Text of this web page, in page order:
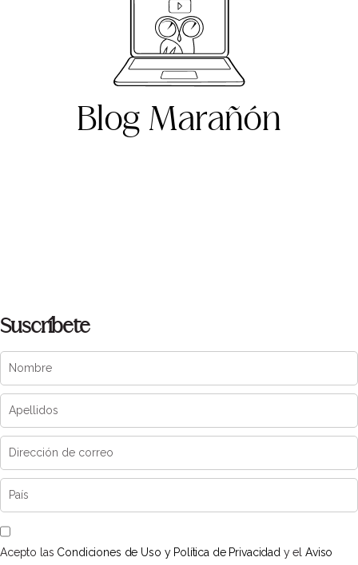
Blog Marañón
Suscríbete
Acepto las Condiciones de Uso y Política de Privacidad y elAviso